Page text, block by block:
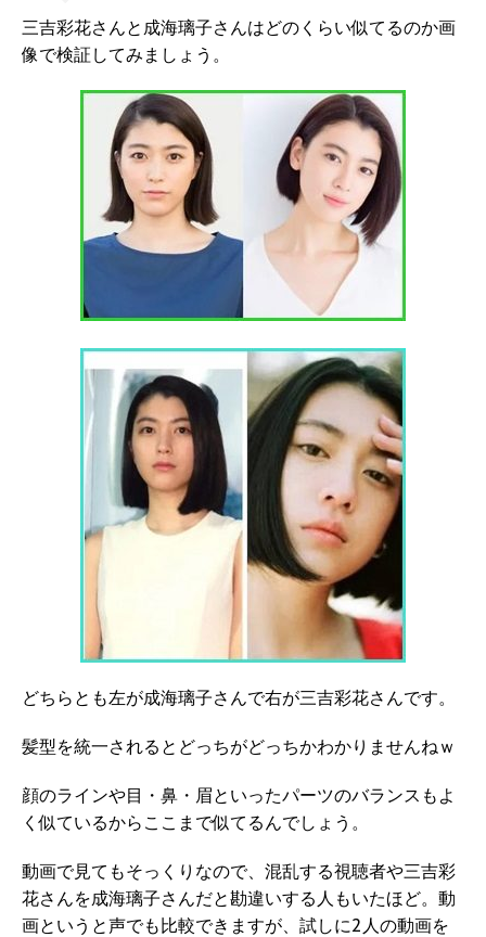
三吉彩花さんと成海璃子さんはどのくらい似てるのか画
像で検証してみましょう。
どちらとも左が成海璃子さんで右が三吉彩花さんです。
髪型を統一されるとどっちがどっちかわかりませんねｗ
顔のラインや目・鼻・眉といったパーツのバランスもよ
く似ているからここまで似てるんでしょう。
動画で見てもそっくりなので、混乱する視聴者や三吉彩
花さんを成海璃子さんだと勘違いする人もいたほど。動
画というと声でも比較できますが、試しに2人の動画を